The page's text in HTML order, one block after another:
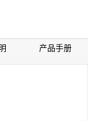
产品手册